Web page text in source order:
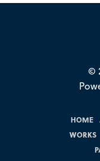
©
HOME
WORKS